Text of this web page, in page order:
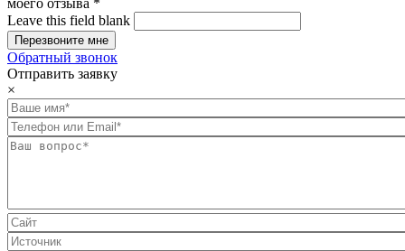
Leave this field blank
Обратный звонок
Отправить заявку
×